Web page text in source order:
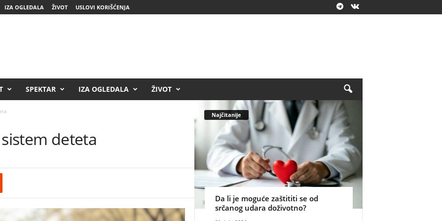
IZA OGLEDALA ŽIVOT USLOVI KORIŠĆENJA
SPEKTAR IZA OGLEDALA ŽIVOT
deteta
Najčitanije
Da li je moguće zaštititi se od
srčanog udara doživotno?